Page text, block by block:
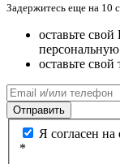
Задержитесь еще на 10
оставьте
персональную
оставьте
Отправить
Я согласен
*